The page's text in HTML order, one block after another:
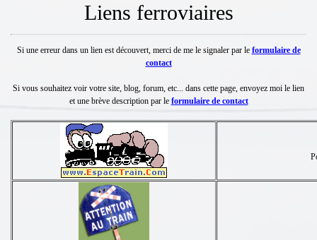
Liens ferroviaires
Si une erreur dans un lien est découvert, merci de me le signaler par le formulaire de
contact
Si vous souhaitez voir votre site, blog, forum, etc... dans cette page, envoyez moi le lien
et une brève description par le formulaire de contact